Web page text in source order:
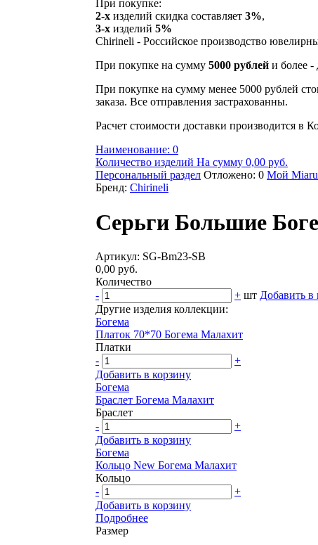
При покупке:
2-х изделий скидка составляет 3%,
3-х изделий 5%
Chirineli - Российское производство
При покупке на сумму 5000 рублей и более -
При покупке на сумму менее 5000 рублей
заказа. Все отправления застрахованны.
Расчет стоимости доставки производится в
Наименование: 0
Количество изделий На сумму 0,00 руб.
Персональный раздел Отложено: 0 Мой
Бренд: Chirineli
Серьги Большие
Артикул: SG-Bm23-SB
0,00 руб.
Количество
-
+ шт Добавить в
Другие изделия коллекции:
Богема
Платок 70*70 Богема Малахит
Платки
-
+
Добавить в корзину
Богема
Браслет Богема Малахит
Браслет
-
+
Добавить в корзину
Богема
Кольцо New Богема Малахит
Кольцо
-
+
Добавить в корзину
Подробнее
Размер